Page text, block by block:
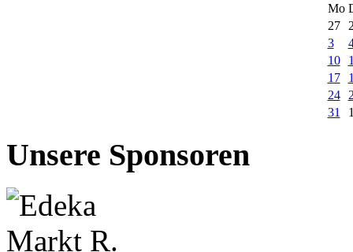
Mo
27
3
10
17
24
31
Unsere Sponsoren